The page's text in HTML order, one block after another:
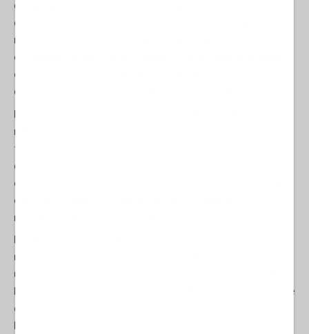
disuguaglianza, sull’eccezione e sulla gerarchia delle vite. Il
dominio globale, che sempre più a fatica gli Usa cercano di
mantenere, richiede un controllo costante dell’Asia centro-
occidentale. Israele, in questo disegno, resta la pedina strategica
e i suoi crimini possono essere condannati (a parole,
chiaramente) solo quando smettono di essere utili.
nell’adattare ogni principio alla logica imperiale. Le sue
fluttuazioni morali, le retoriche contraddittorie, i riconoscimenti
diplomatici privi di sostanza non sono il sintomo di un fallimento
etico, bensì strumenti di governo: meccanismi volti a disattivare
ogni rottura reale, a convertire il dissenso in gestione, la
resistenza in eccezione patologica.
metodo - il genocidio a Gaza non rappresenta un’anomalia ma
una continuità, l’estensione estrema della razionalità coloniale.
La Palestina è il punto cieco strutturale dell’ordine globale, il nome
di ciò che non può essere detto senza compromettere